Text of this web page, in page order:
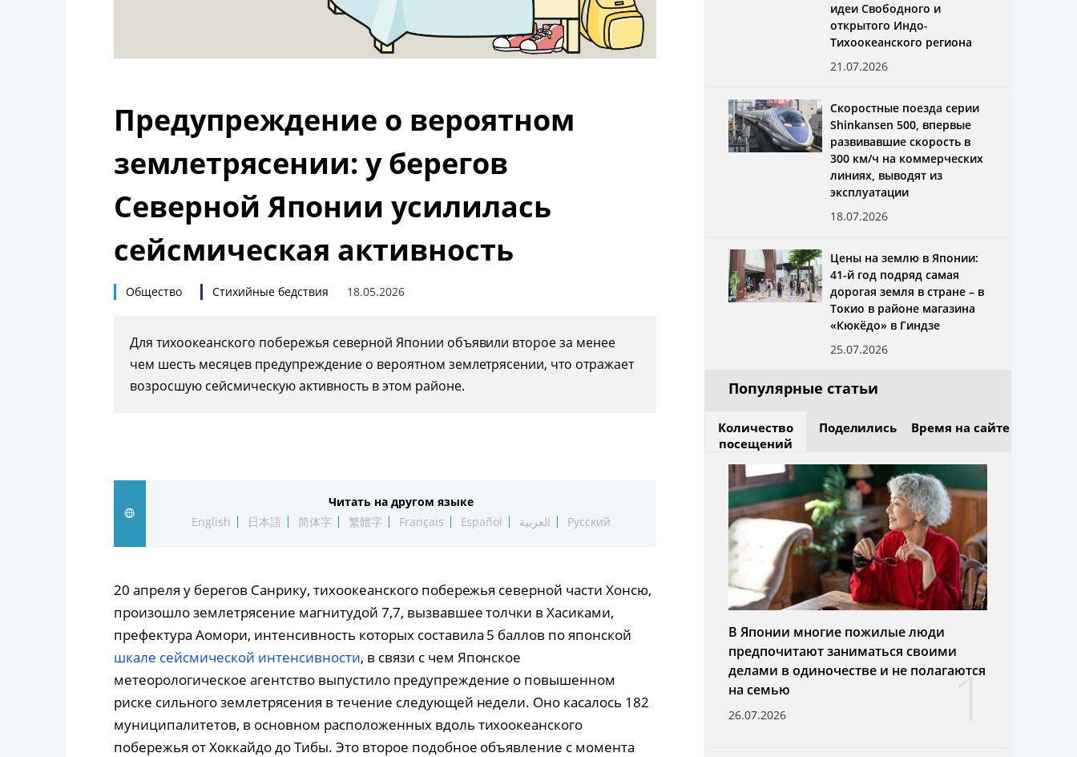
Токио
От редакции
Предупреждение о вероятном
землетрясении: у берегов
Северной Японии усилилась
сейсмическая активность
Общество Стихийные бедствия 18.05.2026
Для тихоокеанского побережья северной Японии объявили второе за менее
чем шесть месяцев предупреждение о вероятном землетрясении, что отражает
возросшую сейсмическую активность в этом районе.
Читать на другом языке
English
日本語 简体字 繁體字 Français Español العربية Русский
20 апреля у берегов Санрику, тихоокеанского побережья северной части Хонсю,
произошло землетрясение магнитудой 7,7, вызвавшее толчки в Хасиками,
префектура Аомори, интенсивность которых составила 5 баллов по японской
шкале сейсмической интенсивности, в связи с чем Японское
метеорологическое агентство выпустило предупреждение о повышенном
риске сильного землетрясения в течение следующей недели. Оно касалось 182
муниципалитетов, в основном расположенных вдоль тихоокеанского
побережья от Хоккайдо до Тибы. Это второе подобное объявление с момента
идеи Свободного и
открытого Индо-
Тихоокеанского региона
21.07.2026
Скоростные поезда серии
Shinkansen 500, впервые
развивавшие скорость в
300 км/ч на коммерческих
линиях, выводят из
эксплуатации
18.07.2026
Цены на землю в Японии:
41-й год подряд самая
дорогая земля в стране – в
Токио в районе магазина
«Кюкёдо» в Гиндзе
25.07.2026
Популярные статьи
Количество
посещений
Поделились Время на сайте
1
В Японии многие пожилые люди
предпочитают заниматься своими
делами в одиночестве и не полагаются
на семью
26.07.2026